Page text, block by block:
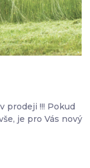
prodeji !!! Pokud
je pro Vás nový